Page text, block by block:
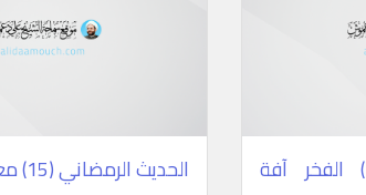
الحديث الرمضاني (16) الفخر آفة
الحديث الرمضاني (15) معالي الأخلاق